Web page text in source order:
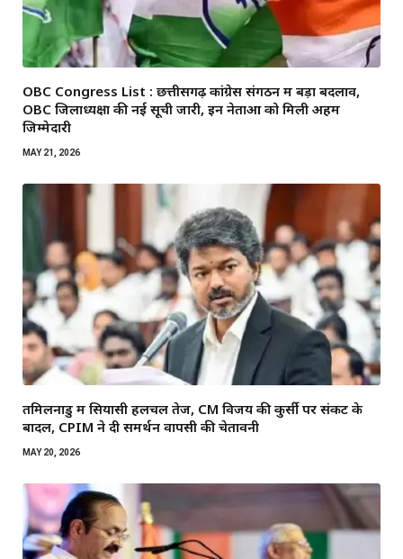
OBC Congress List : छत्तीसगढ़ कांग्रेस संगठन में बड़ा बदलाव,
OBC जिलाध्यक्षों की नई सूची जारी, इन नेताओं को मिली अहम
जिम्मेदारी
MAY 21, 2026
तमिलनाडु में सियासी हलचल तेज, CM विजय की कुर्सी पर संकट के
बादल, CPIM ने दी समर्थन वापसी की चेतावनी
MAY 20, 2026